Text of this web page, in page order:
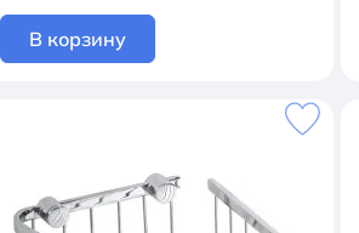
В корзину